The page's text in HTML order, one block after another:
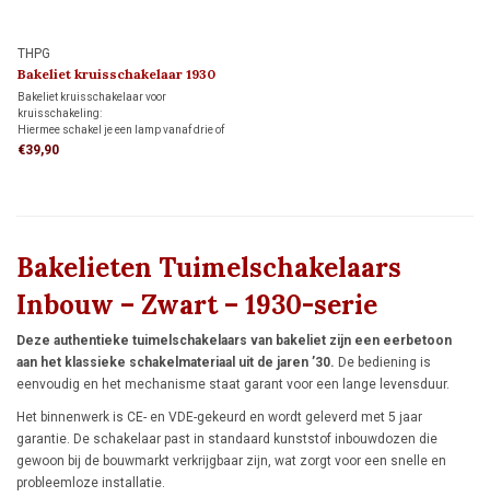
THPG
Bakeliet kruisschakelaar 1930
Bakeliet kruisschakelaar voor
kruisschakeling:
Hiermee schakel je een lamp vanaf drie of
meer schakelaars, in combinatie met twee
€39,90
Bakelieten Tuimelschakelaars
Inbouw – Zwart – 1930-serie
Deze authentieke tuimelschakelaars van bakeliet zijn een eerbetoon
aan het klassieke schakelmateriaal uit de jaren ’30. De bediening is
eenvoudig en het mechanisme staat garant voor een lange levensduur.
Het binnenwerk is CE- en VDE-gekeurd en wordt geleverd met 5 jaar
garantie. De schakelaar past in standaard kunststof inbouwdozen die
gewoon bij de bouwmarkt verkrijgbaar zijn, wat zorgt voor een snelle en
probleemloze installatie.